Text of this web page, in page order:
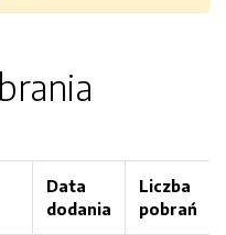
Data
dodania
Liczba
pobrań